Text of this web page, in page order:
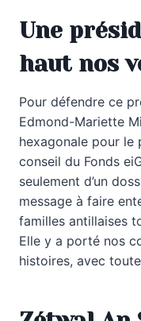
Une
haut nos
Pour défendre ce
Edmond-Mariette
hexagonale pour le
conseil du Fonds
seulement d’un
message à faire
familles antillaises
Elle y a porté nos
histoires, avec